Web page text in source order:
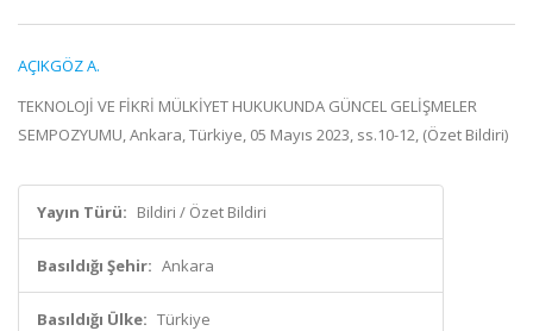
AÇIKGÖZ A.
TEKNOLOJİ VE FİKRİ MÜLKİYET HUKUKUNDA GÜNCEL GELİŞMELER
SEMPOZYUMU, Ankara, Türkiye, 05 Mayıs 2023, ss.10-12, (Özet Bildiri)
Yayın Türü: Bildiri / Özet Bildiri
Basıldığı Şehir: Ankara
Basıldığı Ülke: Türkiye